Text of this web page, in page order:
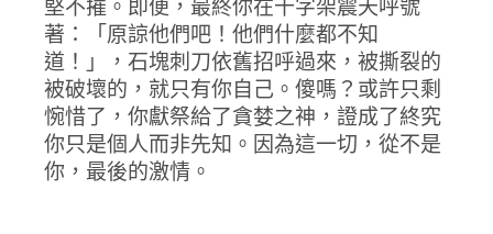
堅不摧。即便，最終你在十字架震天呼號
著：「原諒他們吧！他們什麼都不知
道！」，石塊刺刀依舊招呼過來，被撕裂的
被破壞的，就只有你自己。傻嗎？或許只剩
惋惜了，你獻祭給了貪婪之神，證成了終究
你只是個人而非先知。因為這一切，從不是
你，最後的激情。